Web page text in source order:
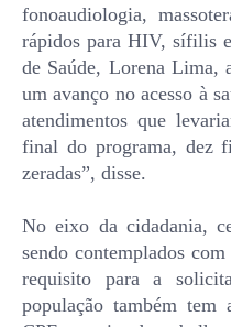
fonoaudiologia,
rápidos para HIV, sífilis
de Saúde, Lorena Lima,
um avanço no acesso à
atendimentos que
final do programa, dez
zeradas”, disse.
No eixo da cidadania,
sendo contemplados
requisito para a
população também tem